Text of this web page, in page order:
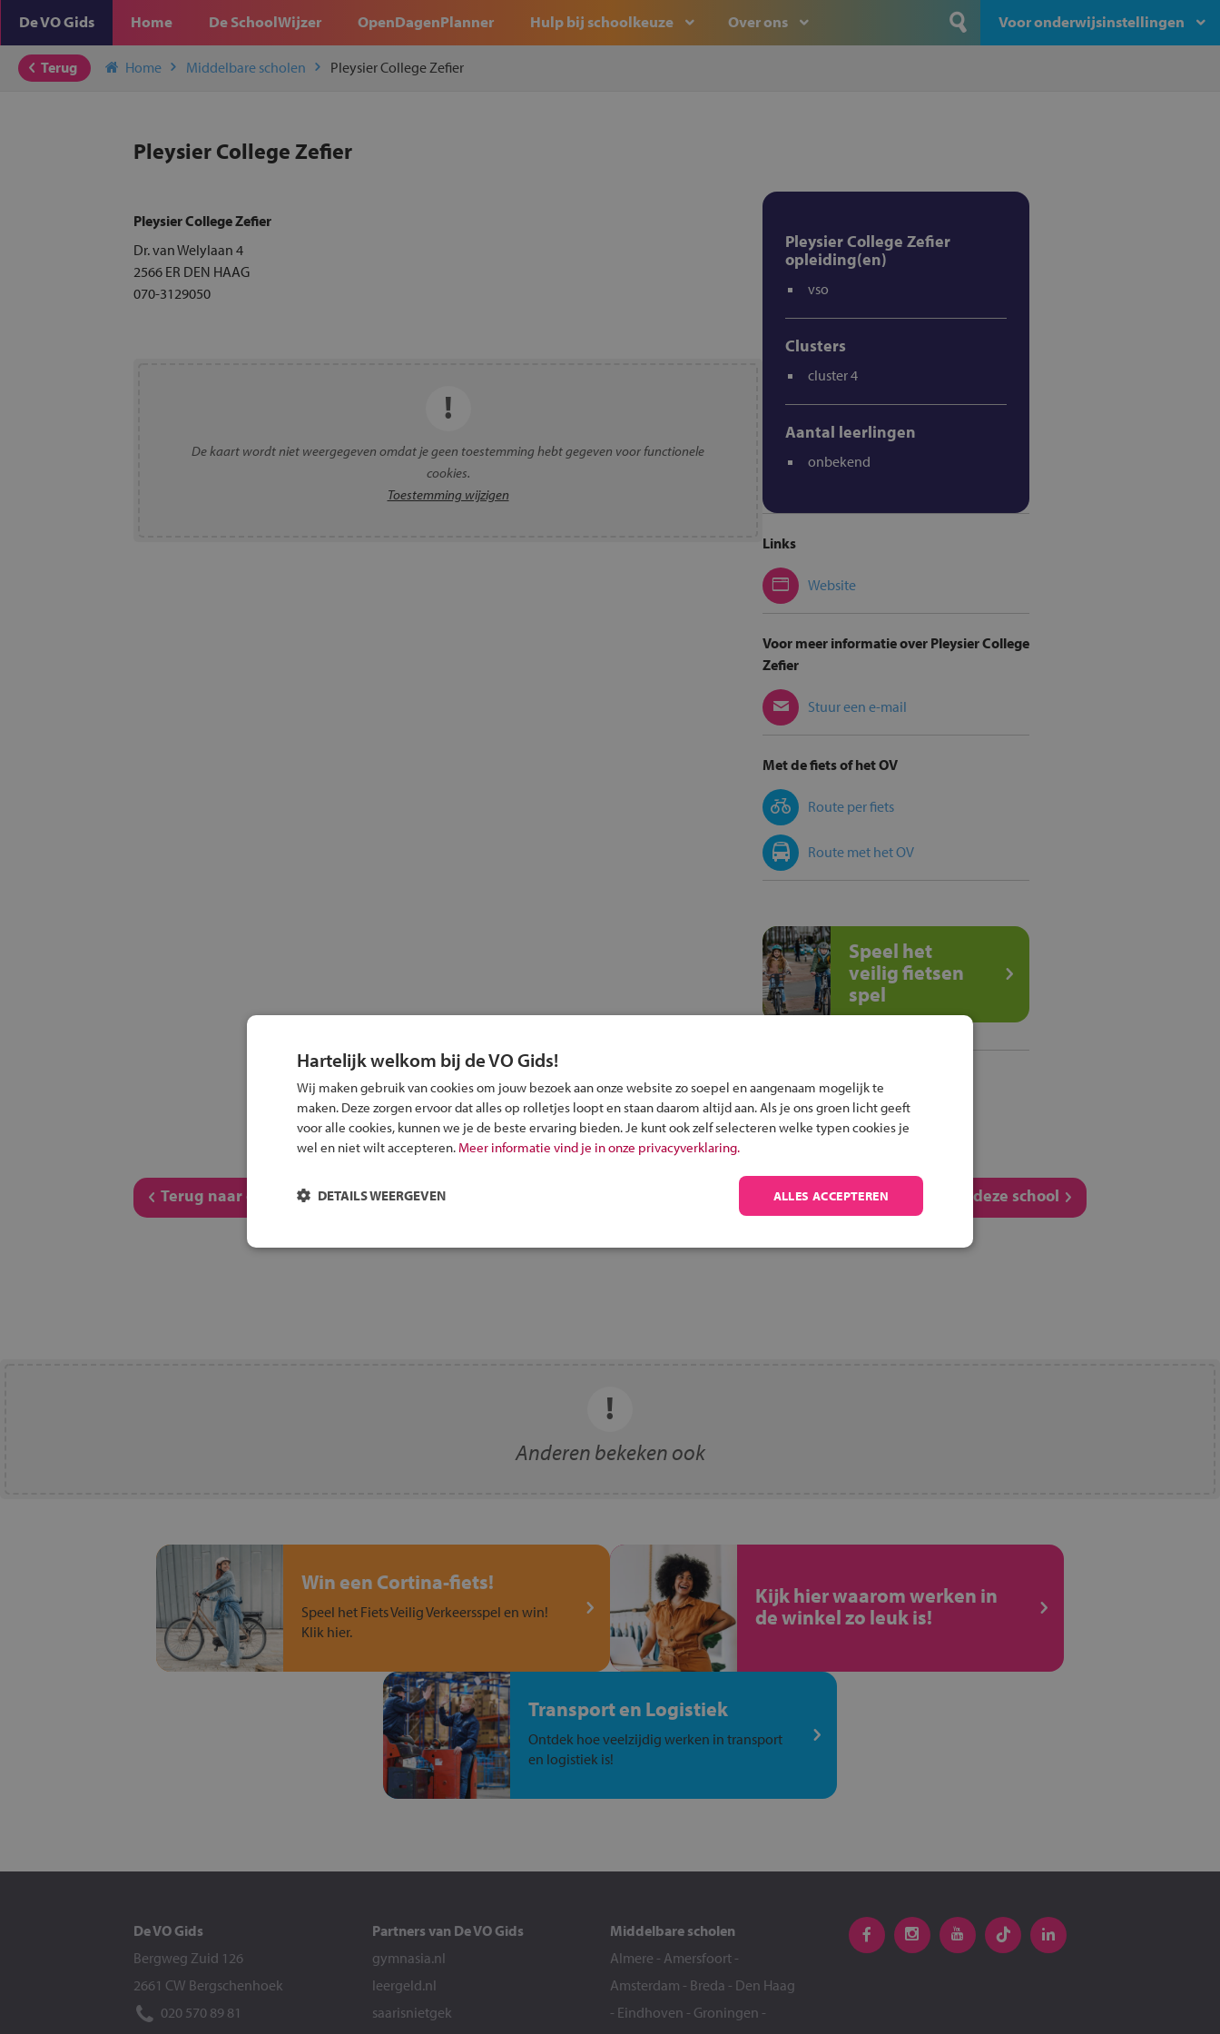
De VO Gids Home De SchoolWijzer OpenDagenPlanner Hulp bij schoolkeuze Over ons Voor onderwijsinstellingen
Terug Home Middelbare scholen Pleysier College Zefier
Pleysier College Zefier
Pleysier College Zefier
Dr. van Welylaan 4
2566 ER DEN HAAG
070-3129050
De kaart wordt niet weergegeven omdat je geen toestemming hebt gegeven voor functionele
cookies.
Toestemming wijzigen
Pleysier College Zefier
opleiding(en)
vso
Clusters
cluster 4
Aantal leerlingen
onbekend
Links
Website
Voor meer informatie over Pleysier College
Zefier
Stuur een e-mail
Met de fiets of het OV
Route per fiets
Route met het OV
Speel het
veilig fietsen
spel
Deel deze pagina
Vergelijk deze school
Terug naar overzicht
Anderen bekeken ook
Win een Cortina-fiets!
Speel het Fiets Veilig Verkeersspel en win!
Klik hier.
Kijk hier waarom werken in
de winkel zo leuk is!
Transport en Logistiek
Ontdek hoe veelzijdig werken in transport
en logistiek is!
De VO Gids
Bergweg Zuid 126
2661 CW Bergschenhoek
020 570 89 81
Partners van De VO Gids
gymnasia.nl
leergeld.nl
saarisnietgek
Middelbare scholen
Almere - Amersfoort -
Amsterdam - Breda - Den Haag
- Eindhoven - Groningen -
Hartelijk welkom bij de VO Gids!
Wij maken gebruik van cookies om jouw bezoek aan onze website zo soepel en aangenaam mogelijk te
maken. Deze zorgen ervoor dat alles op rolletjes loopt en staan daarom altijd aan. Als je ons groen licht geeft
voor alle cookies, kunnen we je de beste ervaring bieden. Je kunt ook zelf selecteren welke typen cookies je
wel en niet wilt accepteren. Meer informatie vind je in onze privacyverklaring.
ALLES ACCEPTEREN
DETAILS WEERGEVEN